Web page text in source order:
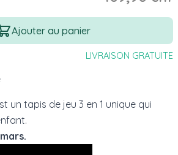
Ajouter au panier
LIVRAISON GRATUITE
un tapis de jeu 3 en 1 unique qui